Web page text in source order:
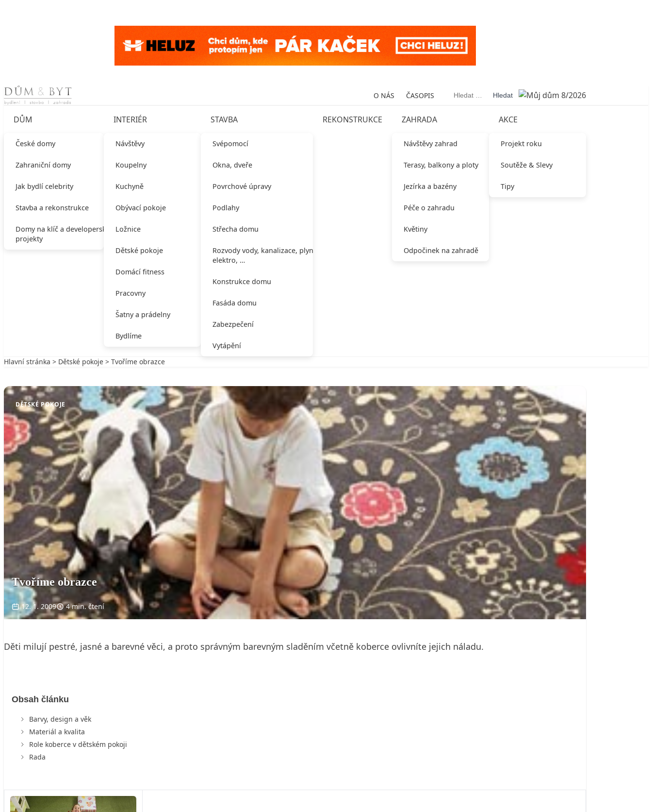
Skip to content O NÁS ČASOPIS Vyhledávání
DŮM
České domy
Zahraniční domy
Jak bydlí celebrity
Stavba a rekonstrukce
Domy na klíč a developerské
projekty
INTERIÉR
Návštěvy
Koupelny
Kuchyně
Obývací pokoje
Ložnice
Dětské pokoje
Domácí fitness
Pracovny
Šatny a prádelny
Bydlíme
STAVBA
Svépomocí
Okna, dveře
Povrchové úpravy
Podlahy
Střecha domu
Rozvody vody, kanalizace, plynu,
elektro, …
Konstrukce domu
Fasáda domu
Zabezpečení
Vytápění
REKONSTRUKCE ZAHRADA
Návštěvy zahrad
Terasy, balkony a ploty
Jezírka a bazény
Péče o zahradu
Květiny
Odpočinek na zahradě
AKCE
Projekt roku
Soutěže & Slevy
Tipy
Hlavní stránka > Dětské pokoje > Tvoříme obrazce
DĚTSKÉ POKOJE
Tvoříme obrazce
12. 1. 2009 4 min. čtení
Děti milují pestré, jasné a barevné věci, a proto správným barevným sladěním včetně koberce ovlivníte jejich náladu.
Obsah článku
Barvy, design a věk
Materiál a kvalita
Role koberce v dětském pokoji
Rada